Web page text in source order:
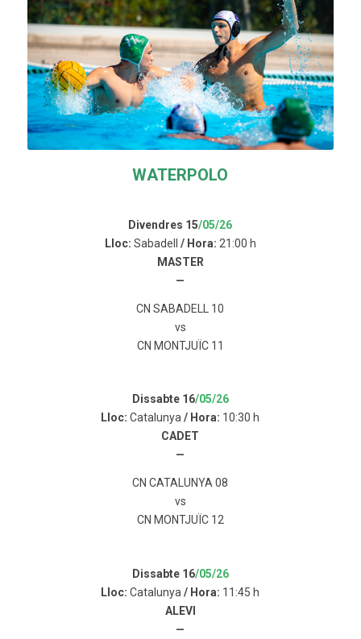
WATERPOLO
Divendres 15/05/26
Lloc: Sabadell / Hora: 21:00 h
MASTER
—
CN SABADELL 10
vs
CN MONTJUÏC 11
Dissabte 16/05/26
Lloc:Catalunya/ Hora: 10:30 h
CADET
—
CN CATALUNYA 08
vs
CN MONTJUÏC 12
Dissabte 16/05/26
Lloc:Catalunya / Hora: 11:45 h
ALEVI
—